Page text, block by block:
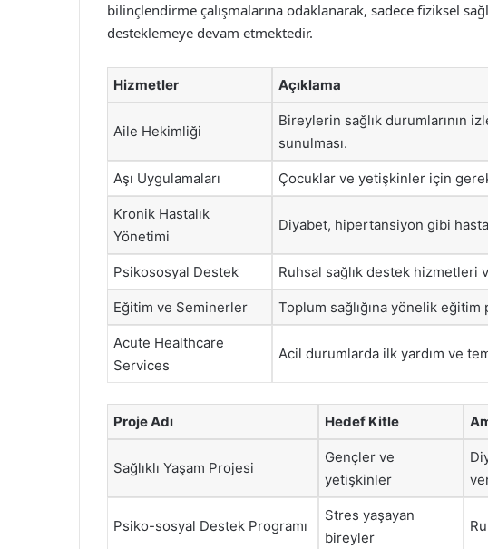
bilinçlendirme çalışmalarına odaklanarak, sadece fiziksel
desteklemeye devam etmektedir.
Hizmetler Açıklama
Aile Hekimliği
Bireylerin sağlık durumlarının
sunulması.
Aşı Uygulamaları Çocuklar ve yetişkinler için
Kronik Hastalık
Yönetimi
Diyabet, hipertansiyon gibi
Psikososyal Destek Ruhsal sağlık destek hizmetleri
Eğitim ve Seminerler Toplum sağlığına yönelik
Acute Healthcare
Services
Acil durumlarda ilk yardım ve
Proje Adı Hedef Kitle
Sağlıklı Yaşam Projesi
Gençler ve
yetişkinler
Psiko-sosyal Destek Programı
Stres yaşayan
bireyler